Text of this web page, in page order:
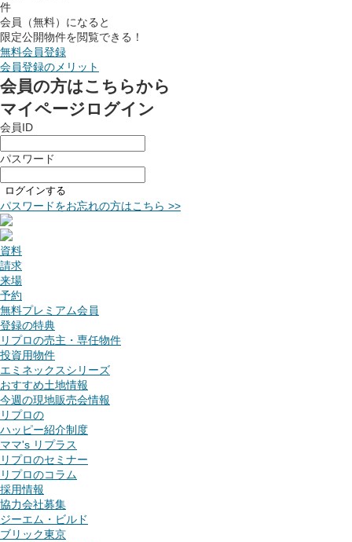
件
会員（無料）になると
限定公開物件を閲覧できる！
無料会員登録
会員登録のメリット
会員の方はこちらから
マイページログイン
会員ID
パスワード
ログインする
パスワードをお忘れの方はこちら >>
資料
請求
来場
予約
無料プレミアム会員
登録の特典
リプロの売主・専任物件
投資用物件
エミネックスシリーズ
おすすめ土地情報
今週の現地販売会情報
リプロの
ハッピー紹介制度
ママ's リプラス
リプロのセミナー
リプロのコラム
採用情報
協力会社募集
ジーエム・ビルド
ブリック東京